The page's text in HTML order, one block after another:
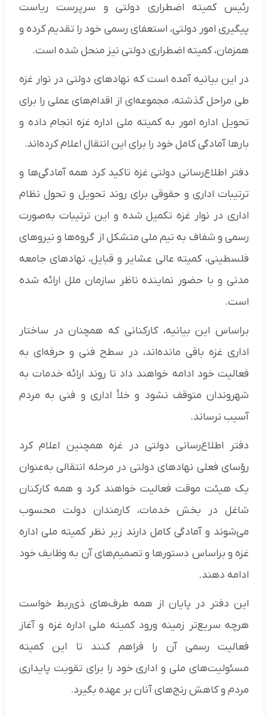
رئیس کمیته اضطراری دولتی و سرپرست ریاست
پیگیری امور دولتی، استعفای رسمی خود را تقدیم کرده و
همزمان، کمیته اضطراری دولتی نیز منحل شده است.
در این بیانیه آمده است که نهاد‌های دولتی در نوار غزه
طی مراحل گذشته، مجموعه‌ای از اقدام‌های عملی را برای
تحویل اداره امور به کمیته ملی اداره غزه انجام داده و
بار‌ها آمادگی کامل خود را برای این انتقال اعلام کرده‌اند.
دفتر اطلاع‌رسانی دولتی غزه تاکید کرد همه آمادگی‌ها و
ترتیبات اداری و حقوقی برای روند تحویل و تحول نظام
اداری در نوار غزه تکمیل شده و این ترتیبات به‌صورت
رسمی و شفاف به تیم ملی متشکل از گروه‌ها و نیرو‌های
فلسطینی، کمیته عالی عشایر و قبایل، نهاد‌های جامعه
مدنی و با حضور نماینده ناظر سازمان ملل ارائه شده
است.
براساس این بیانیه، کارکنانی که همچنان در ساختار
اداری غزه باقی مانده‌اند، در سطح فنی و حرفه‌ای به
فعالیت خود ادامه خواهند داد تا روند ارائه خدمات به
شهروندان متوقف نشود و خلأ اداری و فنی به مردم
آسیب نرساند.
دفتر اطلاع‌رسانی دولتی در غزه همچنین اعلام کرد
رؤسای فعلی نهاد‌های دولتی در مرحله انتقالی به‌عنوان
یک هیئت موقت فعالیت خواهند کرد و همه کارکنان
شاغل در بخش خدمات، کارمندان دولت محسوب
می‌شوند و آمادگی کامل دارند زیر نظر کمیته ملی اداره
غزه و براساس دستور‌ها و تصمیم‌های آن به وظایف خود
ادامه دهند.
این دفتر در پایان از همه طرف‌های ذی‌ربط خواست
هرچه سریع‌تر زمینه ورود کمیته ملی اداره غزه و آغاز
فعالیت رسمی آن را فراهم کنند تا این کمیته
مسئولیت‌های ملی و اداری خود را برای تقویت پایداری
مردم و کاهش رنج‌های آنان بر عهده بگیرد.